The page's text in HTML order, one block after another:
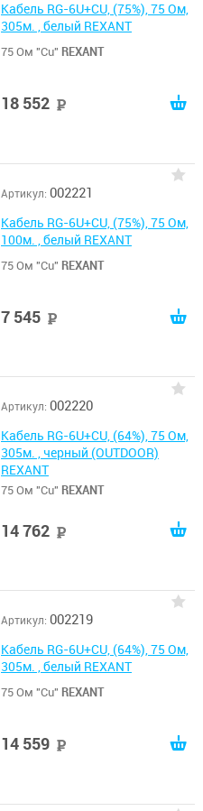
Кабель RG-6U+CU, (75%), 75 Ом,
305м. , белый REXANT
75 Ом "Cu" REXANT
18 552
Артикул: 002221
Кабель RG-6U+CU, (75%), 75 Ом,
100м. , белый REXANT
75 Ом "Cu" REXANT
7 545
Артикул: 002220
Кабель RG-6U+CU, (64%), 75 Ом,
305м. , черный (OUTDOOR)
REXANT
75 Ом "Cu" REXANT
14 762
Артикул: 002219
Кабель RG-6U+CU, (64%), 75 Ом,
305м. , белый REXANT
75 Ом "Cu" REXANT
14 559